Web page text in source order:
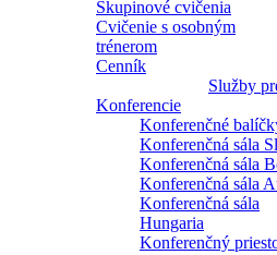
Skupinové cvičenia
Cvičenie s osobným
trénerom
Cenník
Služby
Konferencie
Konferenčné
Konferenčná sála
Konferenčná sála
Konferenčná sála
Konferenčná sála
Hungaria
Konferenčný